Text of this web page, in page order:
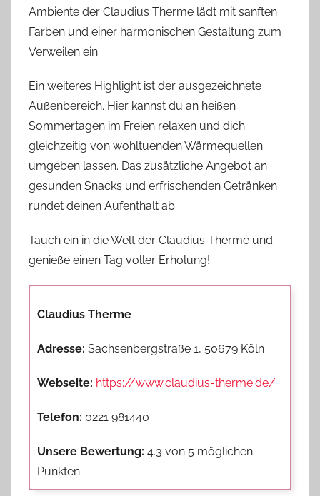
Ambiente der Claudius Therme lädt mit sanften
Farben und einer harmonischen Gestaltung zum
Verweilen ein.
Ein weiteres Highlight ist der ausgezeichnete
Außenbereich. Hier kannst du an heißen
Sommertagen im Freien relaxen und dich
gleichzeitig von wohltuenden Wärmequellen
umgeben lassen. Das zusätzliche Angebot an
gesunden Snacks und erfrischenden Getränken
rundet deinen Aufenthalt ab.
Tauch ein in die Welt der Claudius Therme und
genieße einen Tag voller Erholung!
Claudius Therme
Adresse: Sachsenbergstraße 1, 50679 Köln
Webseite: https://www.claudius-therme.de/
Telefon: 0221 981440
Unsere Bewertung: 4.3 von 5 möglichen
Punkten